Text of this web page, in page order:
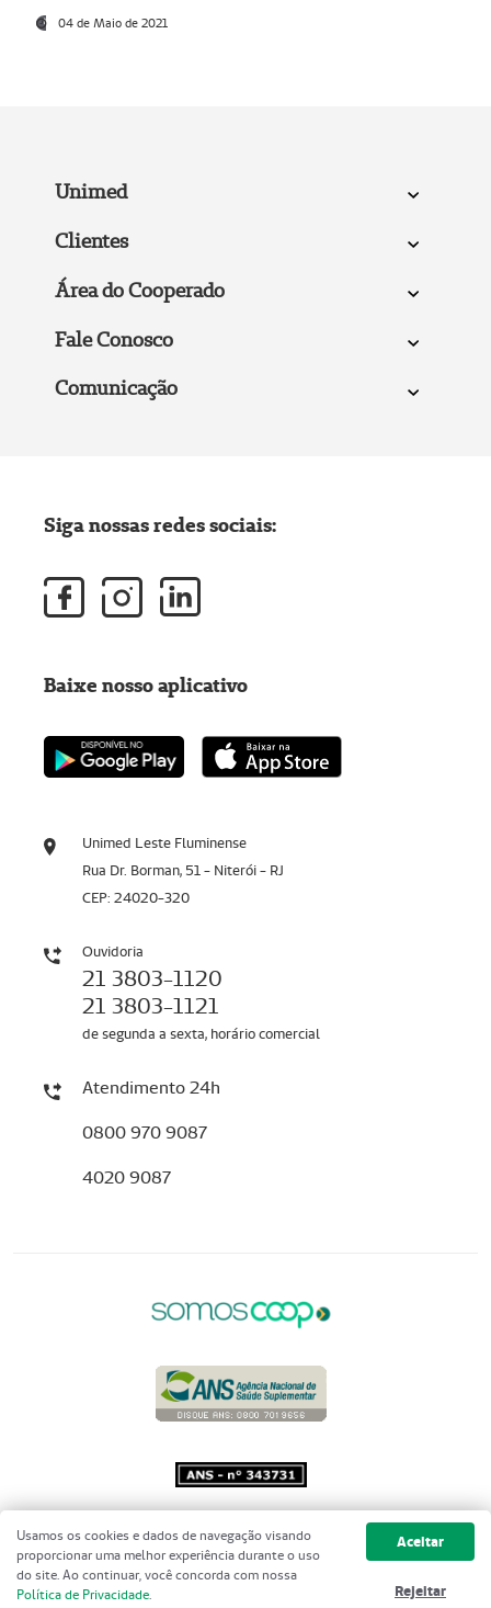
04 de Maio de 2021
Unimed
Clientes
Área do Cooperado
Fale Conosco
Comunicação
Unimed Leste Fluminense
Rua Dr. Borman, 51 - Niterói - RJ
CEP: 24020-320
Ouvidoria
21 3803-1120
21 3803-1121
de segunda a sexta, horário comercial
Atendimento 24h
0800 970 9087
4020 9087
Siga nossas redes sociais:
Baixe nosso aplicativo
Copyright 2001 - 2026 Unimed do
Brasil - Todos os direitos reservados
Usamos os cookies e dados de navegação visando
proporcionar uma melhor experiência durante o uso
do site. Ao continuar, você concorda com nossa
Política de Privacidade.
Aceitar
Rejeitar